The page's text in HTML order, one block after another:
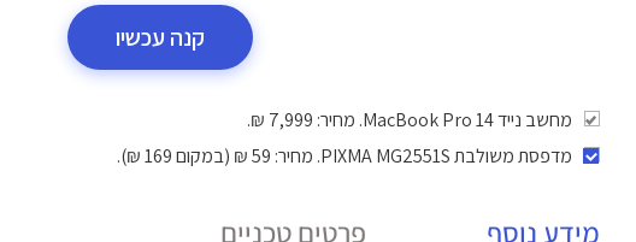
קנה עכשיו
מחשב נייד MacBook Pro 14. מחיר: 7,999 ₪.
מדפסת משולבת PIXMA MG2551S
. מחיר: 59 ₪ (במקום 169 ₪).
מידע נוסף פרטים טכניים